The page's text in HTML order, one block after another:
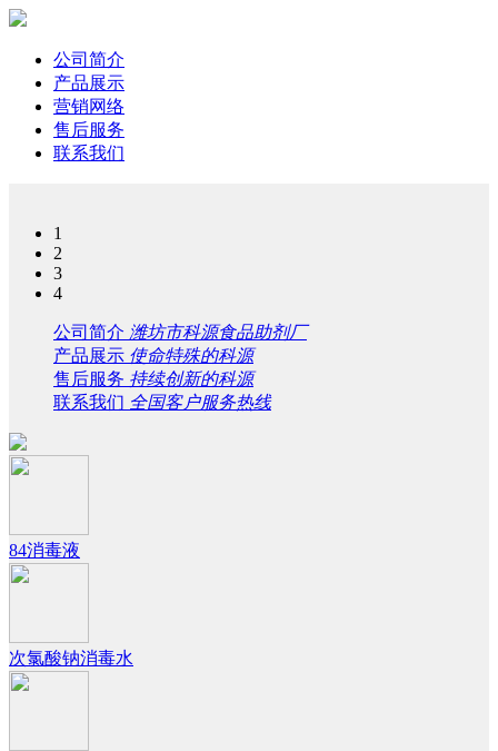
公司简介
产品展示
营销网络
售后服务
联系我们
1
2
3
4
公司简介 潍坊市科源食品助剂厂
产品展示 使命特殊的科源
售后服务 持续创新的科源
联系我们 全国客户服务热线
84消毒液
次氯酸钠消毒水